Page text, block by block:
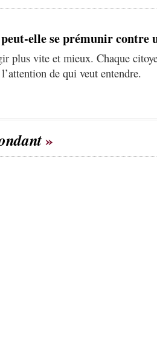
elle se prémunir contre
plus vite et mieux. Chaque
de qui veut entendre.